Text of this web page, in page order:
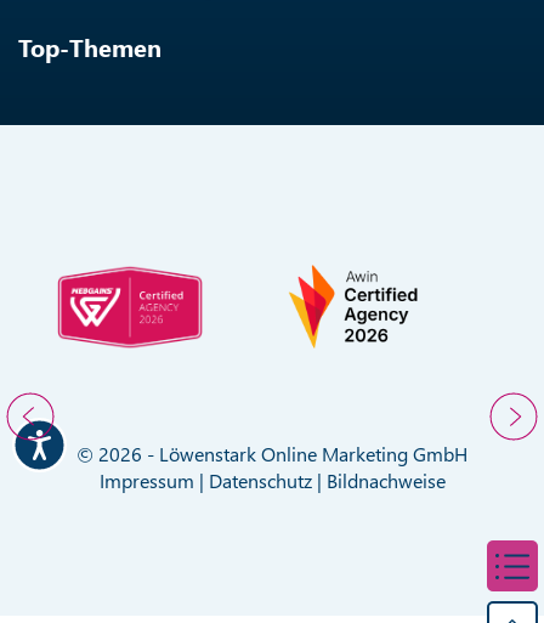
Top-Themen
© 2026 - Löwenstark Online Marketing GmbH
Impressum | Datenschutz| Bildnachweise